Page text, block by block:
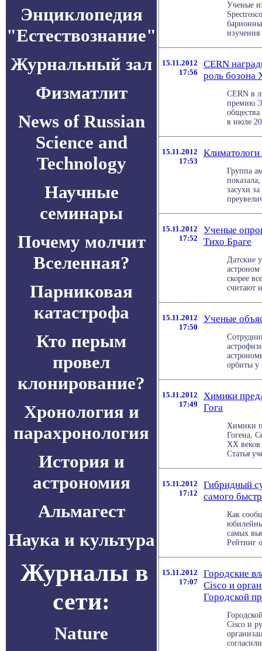
Энциклопедия
"Естествознание"
Журнальный зал
Физматлит
News of Russian
Science and
Technology
Научные
семинары
Почему молчит
Вселенная?
Парниковая
катастрофа
Кто перым
провел
клонирование?
Хронология и
парахронология
История и
астрономия
Альмагест
Наука и культура
Журналы в
сети:
Nature
Ученые
15.11.2012
17:56
CERN
роль бозона
CERN в
премию
общества
в июле
15.11.2012
17:53
Климатологи
Группа
засухи
15.11.2012
17:52
Ученые
Тихо Браге
Датские
скорее
считают
15.11.2012
17:50
Ученые
орбиты у
15.11.2012
17:49
Химики
Гога
Химики
Гогена,
XX веков
Статья
15.11.2012
17:12
Гибридный
самого
Как
самых
Рейтинг
15.11.2012
17:07
Городские
Cisco и
Городской
Cisco и